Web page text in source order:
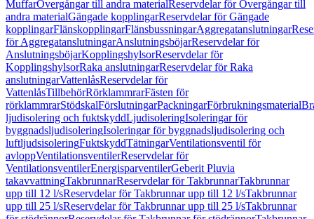
MuffarÖvergångar till andra materialReservdelar för Övergångar till
andra materialGängade kopplingarReservdelar för Gängade
kopplingarFlänskopplingarFlänsbussningarAggregatanslutningar
för AggregatanslutningarAnslutningsböjarReservdelar för
AnslutningsböjarKopplingshylsorReservdelar för
KopplingshylsorRaka anslutningarReservdelar för Raka
anslutningarVattenlåsReservdelar för
VattenlåsTillbehörRörklammrarFästen för
rörklammrarStödskalFörslutningarPackningarFörbrukningsmaterial
ljudisolering och fuktskyddLjudisoleringIsoleringar för
byggnadsljudisoleringIsoleringar för byggnadsljudisolering och
luftljudsisoleringFuktskyddTätningarVentilationsventil för
avloppVentilationsventilerReservdelar för
VentilationsventilerEnergisparventilerGeberit Pluvia
takavvattningTakbrunnarReservdelar för TakbrunnarTakbrunnar
upp till 12 l/sReservdelar för Takbrunnar upp till 12 l/sTakbrunnar
upp till 25 l/sReservdelar för Takbrunnar upp till 25 l/sTakbrunnar